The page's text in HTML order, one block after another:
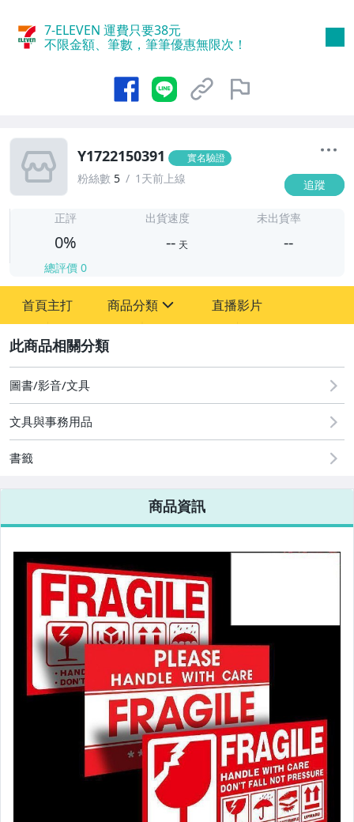
7-ELEVEN 運費只要38元
不限金額、筆數，筆筆優惠無限次！
Y1722150391 實名驗證
粉絲數 5 1天前上線 追蹤
正評
0%
總評價 0
出貨速度
-- 天
未出貨率
--
首頁主打 商品分類
圖書/影音/文具
古董、藝術與礦石
手機、配件與通訊
美容保養與彩妝
電腦、平板與周邊
相機、攝影與周邊
運動、戶外與休閒
嬰幼兒與孕婦
汽機車精品百貨
居家、家具與園藝
男性精品與服飾
女裝與服飾配件
直播影片
圖書/影音/文具
文具與事務用品
書籤
商品資訊